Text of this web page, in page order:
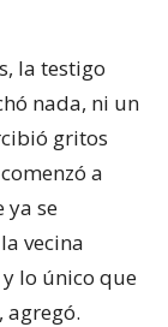
la testigo
nada, ni un
gritos
a
ya se
vecina
lo único que
agregó.